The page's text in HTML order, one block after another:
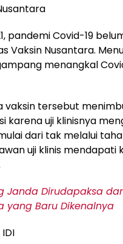
pandemi Covid-19
Vaksin Nusantara.
menangkal
vaksin tersebut
karena uji klinisnya
dari tak melalui
uji klinis mendapati
Janda Dirudapaksa
yang Baru Dikenalnya